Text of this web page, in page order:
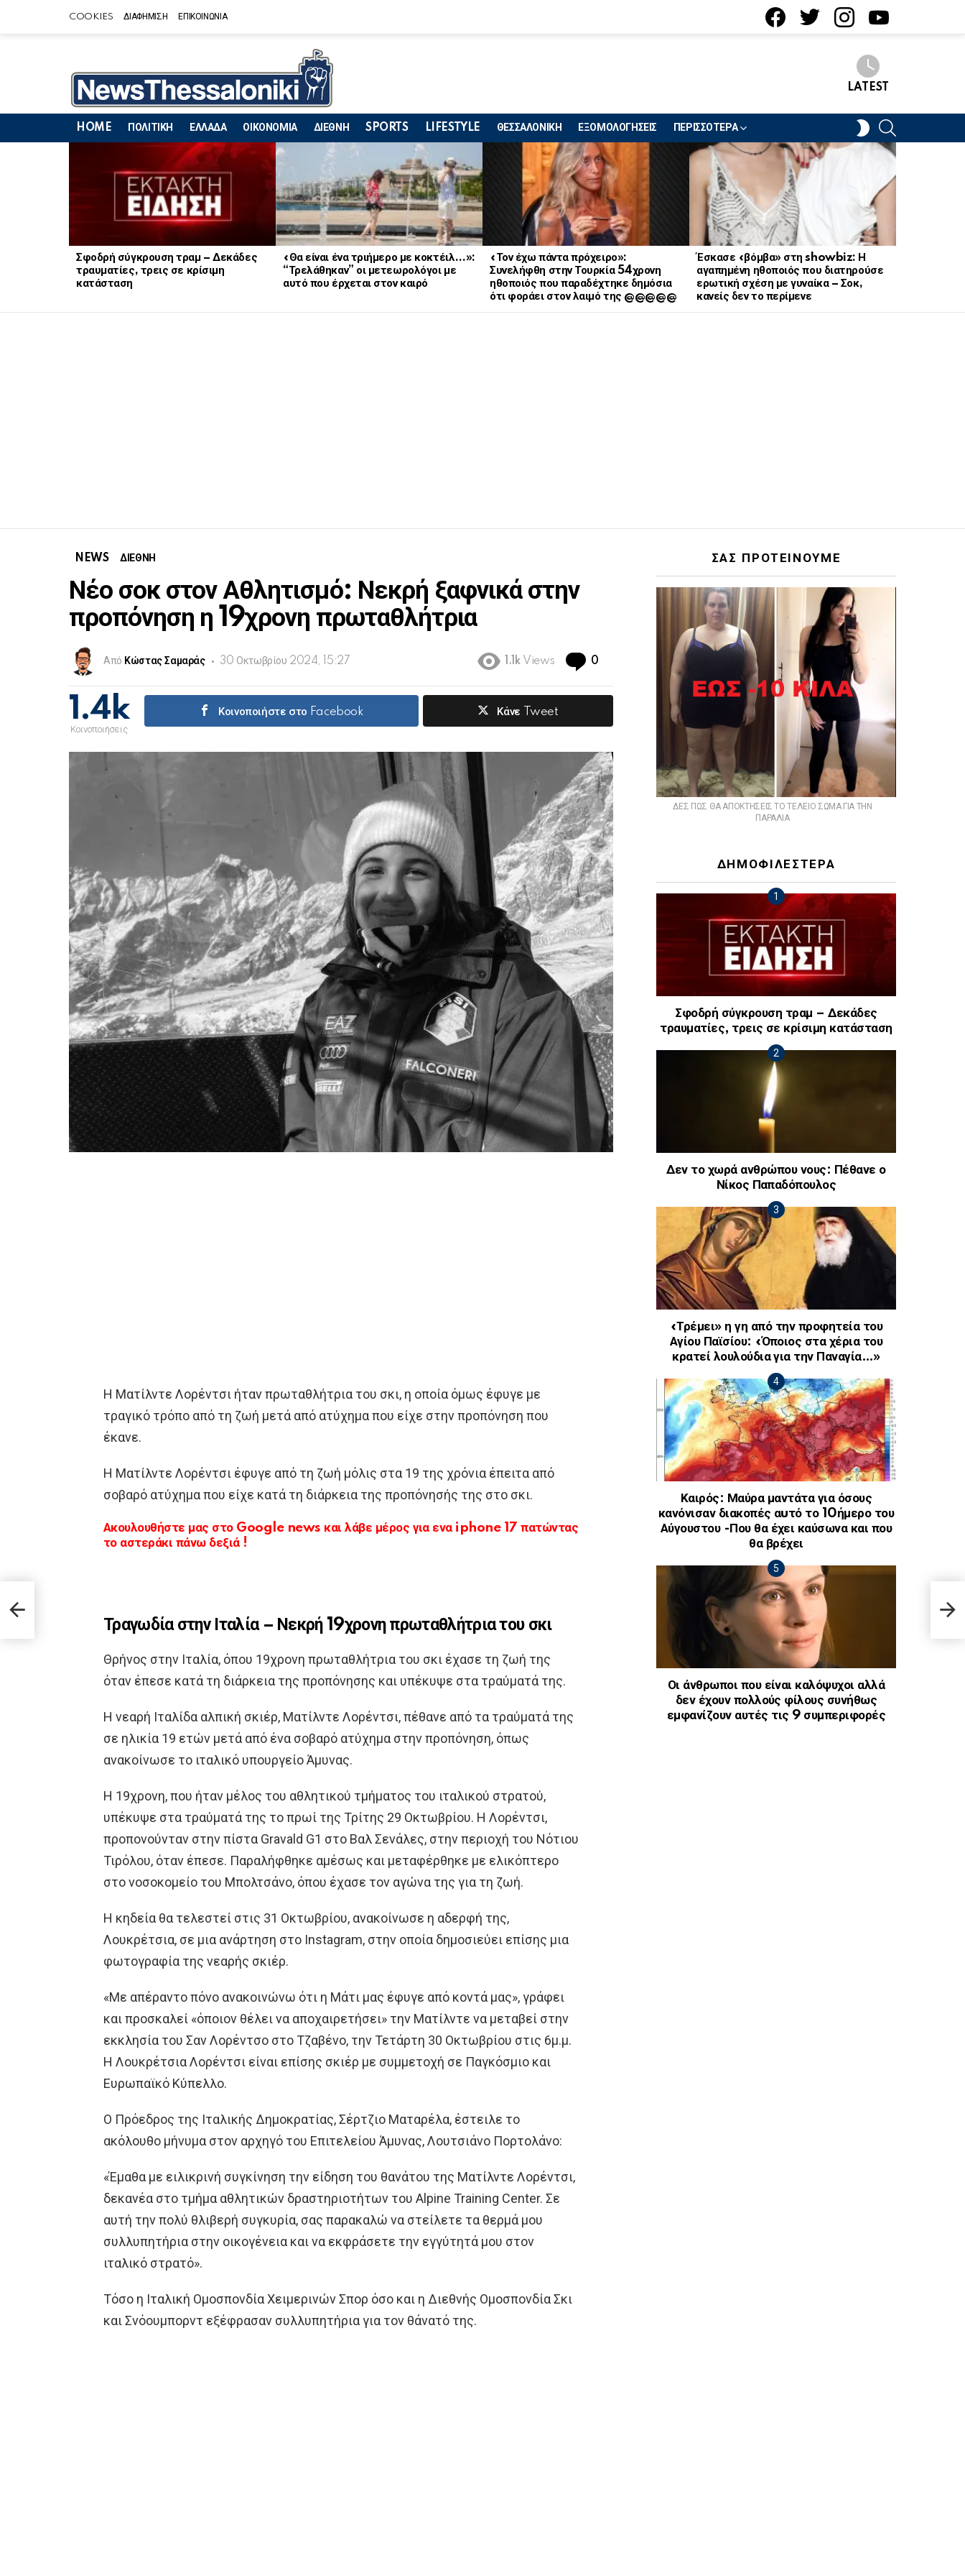
COOKIES ΔΙΑΦΗΜΙΣΗ ΕΠΙΚΟΙΝΩΝΙΑ
LATEST
HOME ΠΟΛΙΤΙΚΗ ΕΛΛΑΔΑ ΟΙΚΟΝΟΜΙΑ ΔΙΕΘΝΗ SPORTS LIFESTYLE ΘΕΣΣΑΛΟΝΙΚΗ ΕΞΟΜΟΛΟΓΗΣΕΙΣ ΠΕΡΙΣΣΟΤΕΡΑ
SWITCH
SKIN
Σφοδρή σύγκρουση τραμ – Δεκάδες
τραυματίες, τρεις σε κρίσιμη
κατάσταση
«Θα είναι ένα τριήμερο με κοκτέιλ…»:
“Τρελάθηκαν” οι μετεωρολόγοι με
αυτό που έρχεται στον καιρό
«Τον έχω πάντα πρόχειρο»:
Συνελήφθη στην Τουρκία 54χρονη
ηθοποιός που παραδέχτηκε δημόσια
ότι φοράει στον λαιμό της @@@@@
Έσκασε «βόμβα» στη showbiz: Η
αγαπημένη ηθοποιός που διατηρούσε
ερωτική σχέση με γυναίκα – Σοκ,
κανείς δεν το περίμενε
NEWS ΔΙΕΘΝΗ
Νέο σοκ στον Αθλητισμό: Νεκρή ξαφνικά στην
προπόνηση η 19χρονη πρωταθλήτρια
Από Κώστας Σαμαράς 30 Οκτωβρίου 2024, 15:27 1.1k Views 0
1.4k
Κοινοποιήσεις
Κοινοποιήστε στο Facebook Κάνε Tweet
Η Ματίλντε Λορέντσι ήταν πρωταθλήτρια του σκι, η οποία όμως έφυγε με
τραγικό τρόπο από τη ζωή μετά από ατύχημα που είχε στην προπόνηση που
έκανε.
Η Ματίλντε Λορέντσι έφυγε από τη ζωή μόλις στα 19 της χρόνια έπειτα από
σοβαρό ατύχημα που είχε κατά τη διάρκεια της προπόνησής της στο σκι.
Ακουλουθήστε μας στο Google news και λάβε μέρος για ενα iphone 17 πατώντας
το αστεράκι πάνω δεξιά !
Τραγωδία στην Ιταλία – Νεκρή 19χρονη πρωταθλήτρια του σκι
Θρήνος στην Ιταλία, όπου 19χρονη πρωταθλήτρια του σκι έχασε τη ζωή της
όταν έπεσε κατά τη διάρκεια της προπόνησης και υπέκυψε στα τραύματά της.
Η νεαρή Ιταλίδα αλπική σκιέρ, Ματίλντε Λορέντσι, πέθανε από τα τραύματά της
σε ηλικία 19 ετών μετά από ένα σοβαρό ατύχημα στην προπόνηση, όπως
ανακοίνωσε το ιταλικό υπουργείο Άμυνας.
Η 19χρονη, που ήταν μέλος του αθλητικού τμήματος του ιταλικού στρατού,
υπέκυψε στα τραύματά της το πρωί της Τρίτης 29 Οκτωβρίου. Η Λορέντσι,
προπονούνταν στην πίστα Gravald G1 στο Βαλ Σενάλες, στην περιοχή του Νότιου
Τιρόλου, όταν έπεσε. Παραλήφθηκε αμέσως και μεταφέρθηκε με ελικόπτερο
στο νοσοκομείο του Μπολτσάνο, όπου έχασε τον αγώνα της για τη ζωή.
Η κηδεία θα τελεστεί στις 31 Οκτωβρίου, ανακοίνωσε η αδερφή της,
Λουκρέτσια, σε μια ανάρτηση στο Instagram, στην οποία δημοσιεύει επίσης μια
φωτογραφία της νεαρής σκιέρ.
«Με απέραντο πόνο ανακοινώνω ότι η Μάτι μας έφυγε από κοντά μας», γράφει
και προσκαλεί «όποιον θέλει να αποχαιρετήσει» την Ματίλντε να μεταβεί στην
εκκλησία του Σαν Λορέντσο στο Τζαβένο, την Τετάρτη 30 Οκτωβρίου στις 6μ.μ.
Η Λουκρέτσια Λορέντσι είναι επίσης σκιέρ με συμμετοχή σε Παγκόσμιο και
Ευρωπαϊκό Κύπελλο.
Ο Πρόεδρος της Ιταλικής Δημοκρατίας, Σέρτζιο Ματαρέλα, έστειλε το
ακόλουθο μήνυμα στον αρχηγό του Επιτελείου Άμυνας, Λουτσιάνο Πορτολάνο:
«Έμαθα με ειλικρινή συγκίνηση την είδηση του θανάτου της Ματίλντε Λορέντσι,
δεκανέα στο τμήμα αθλητικών δραστηριοτήτων του Alpine Training Center. Σε
αυτή την πολύ θλιβερή συγκυρία, σας παρακαλώ να στείλετε τα θερμά μου
συλλυπητήρια στην οικογένεια και να εκφράσετε την εγγύτητά μου στον
ιταλικό στρατό».
Τόσο η Ιταλική Ομοσπονδία Χειμερινών Σπορ όσο και η Διεθνής Ομοσπονδία Σκι
και Σνόουμπορντ εξέφρασαν συλλυπητήρια για τον θάνατό της.
την
–
ΣΑΣ ΠΡΟΤΕΙΝΟΥΜΕ
ΔΕΣ ΠΩΣ ΘΑ ΑΠΟΚΤΗΣΕΙΣ ΤΟ ΤΕΛΕΙΟ ΣΩΜΑ ΓΙΑ ΤΗΝ
ΠΑΡΑΛΙΑ
ΔΗΜΟΦΙΛΕΣΤΕΡΑ
Σφοδρή σύγκρουση τραμ – Δεκάδες
τραυματίες, τρεις σε κρίσιμη κατάσταση
Δεν το χωρά ανθρώπου νους: Πέθανε ο
Νίκος Παπαδόπουλος
«Τρέμει» η γη από την προφητεία του
Αγίου Παϊσίου: «Όποιος στα χέρια του
κρατεί λουλούδια για την Παναγία…»
Καιρός: Μαύρα μαντάτα για όσους
κανόνισαν διακοπές αuτό το 10ήμερο του
Αύγουστου -Που θα έχει καύσωνα και που
θα βρέχει
Οι άνθρωποι που είναι καλόψυχοι αλλά
δεν έχουν πολλούς φίλους συνήθως
εμφανίζουν αυτές τις 9 συμπεριφορές